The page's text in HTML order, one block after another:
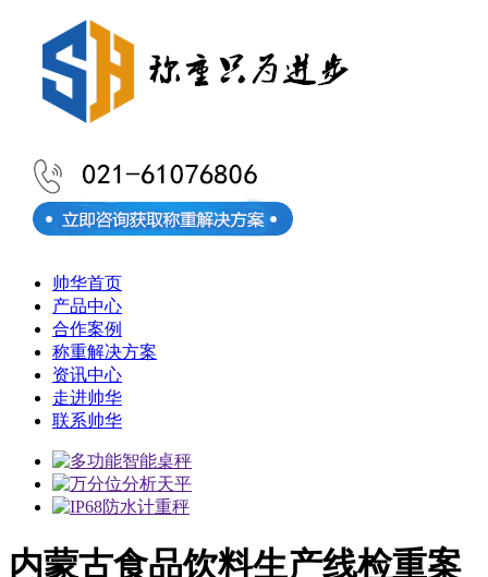
帅华首页
产品中心
合作案例
称重解决方案
资讯中心
走进帅华
联系帅华
内蒙古食品饮料生产线检重案